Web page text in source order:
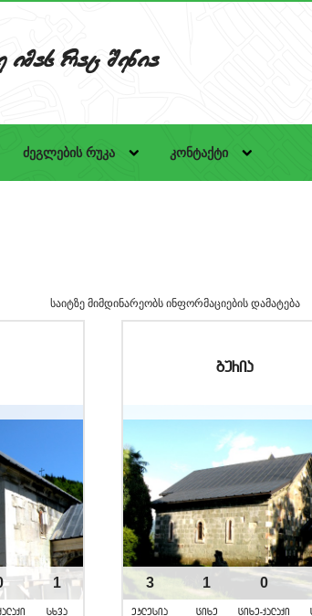
imas rac Senia
ძეგლების რუკა კონტაქტი
მიმდინარეობს ინფორმაციების დამატება
1
sxva
guria
3
eklesia
1
cixe
0
cixe-qalaqi